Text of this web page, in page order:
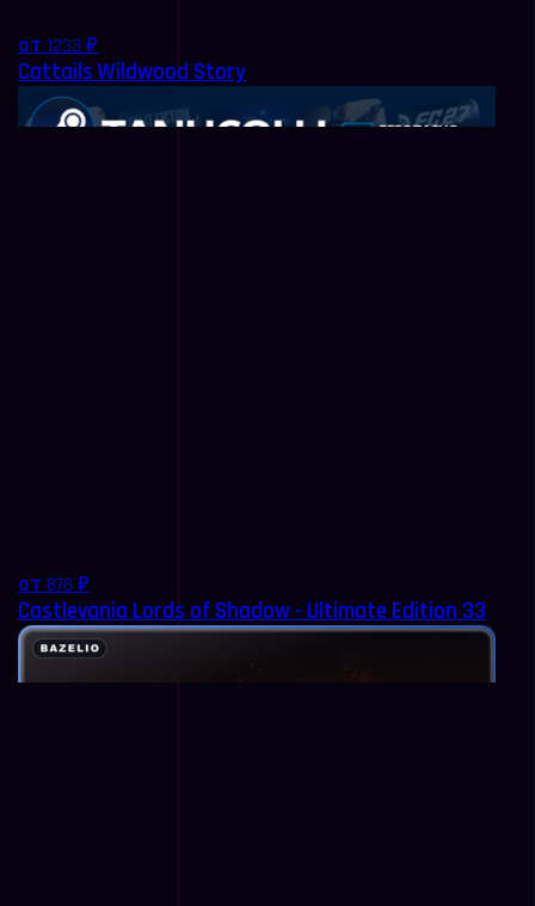
от 1233 ₽
Cattails Wildwood Story
от 878 ₽
Castlevania Lords of Shadow - Ultimate Edition 33